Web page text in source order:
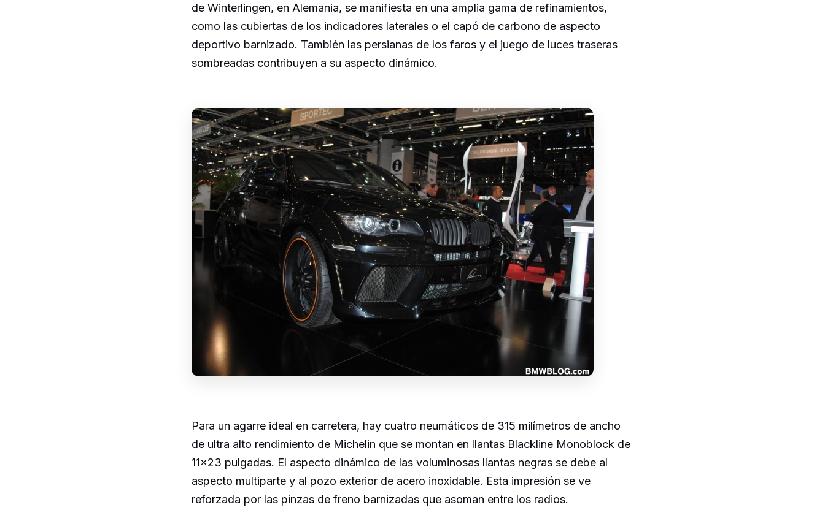
de Winterlingen, en Alemania, se manifiesta en una amplia gama de refinamientos,
como las cubiertas de los indicadores laterales o el capó de carbono de aspecto
deportivo barnizado. También las persianas de los faros y el juego de luces traseras
sombreadas contribuyen a su aspecto dinámico.
Para un agarre ideal en carretera, hay cuatro neumáticos de 315 milímetros de ancho
de ultra alto rendimiento de Michelin que se montan en llantas Blackline Monoblock de
11×23 pulgadas. El aspecto dinámico de las voluminosas llantas negras se debe al
aspecto multiparte y al pozo exterior de acero inoxidable. Esta impresión se ve
reforzada por las pinzas de freno barnizadas que asoman entre los radios.